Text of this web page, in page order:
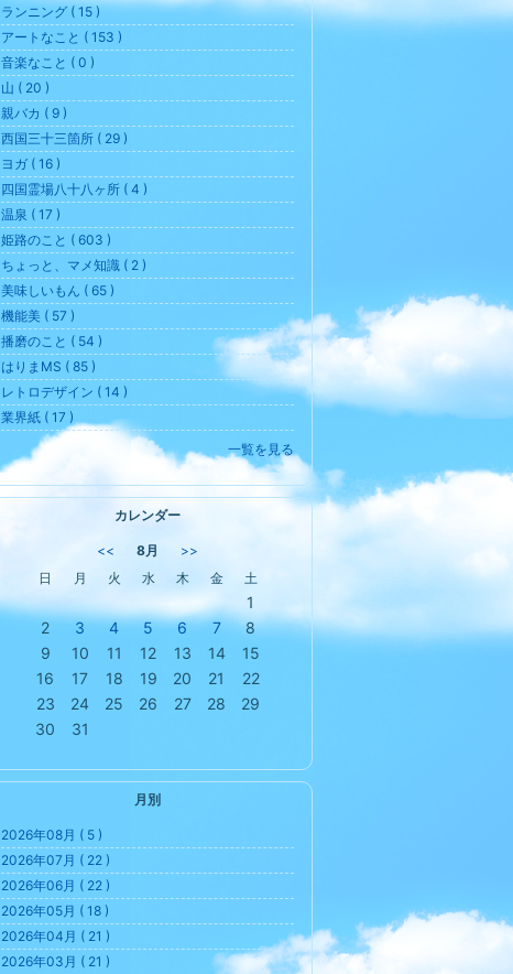
ランニング ( 15 )
アートなこと ( 153 )
音楽なこと ( 0 )
山 ( 20 )
親バカ ( 9 )
西国三十三箇所 ( 29 )
ヨガ ( 16 )
四国霊場八十八ヶ所 ( 4 )
温泉 ( 17 )
姫路のこと ( 603 )
ちょっと、マメ知識 ( 2 )
美味しいもん ( 65 )
機能美 ( 57 )
播磨のこと ( 54 )
はりまMS ( 85 )
レトロデザイン ( 14 )
業界紙 ( 17 )
一覧を見る
カレンダー
<< 8月
>>
日
月 火 水 木 金 土
1
2
3 4 5 6 7
8
9
10 11 12 13 14
15
16
17 18 19 20 21
22
23
24 25 26 27 28
29
30
31
月別
2026年08月 ( 5 )
2026年07月 ( 22 )
2026年06月 ( 22 )
2026年05月 ( 18 )
2026年04月 ( 21 )
2026年03月 ( 21 )